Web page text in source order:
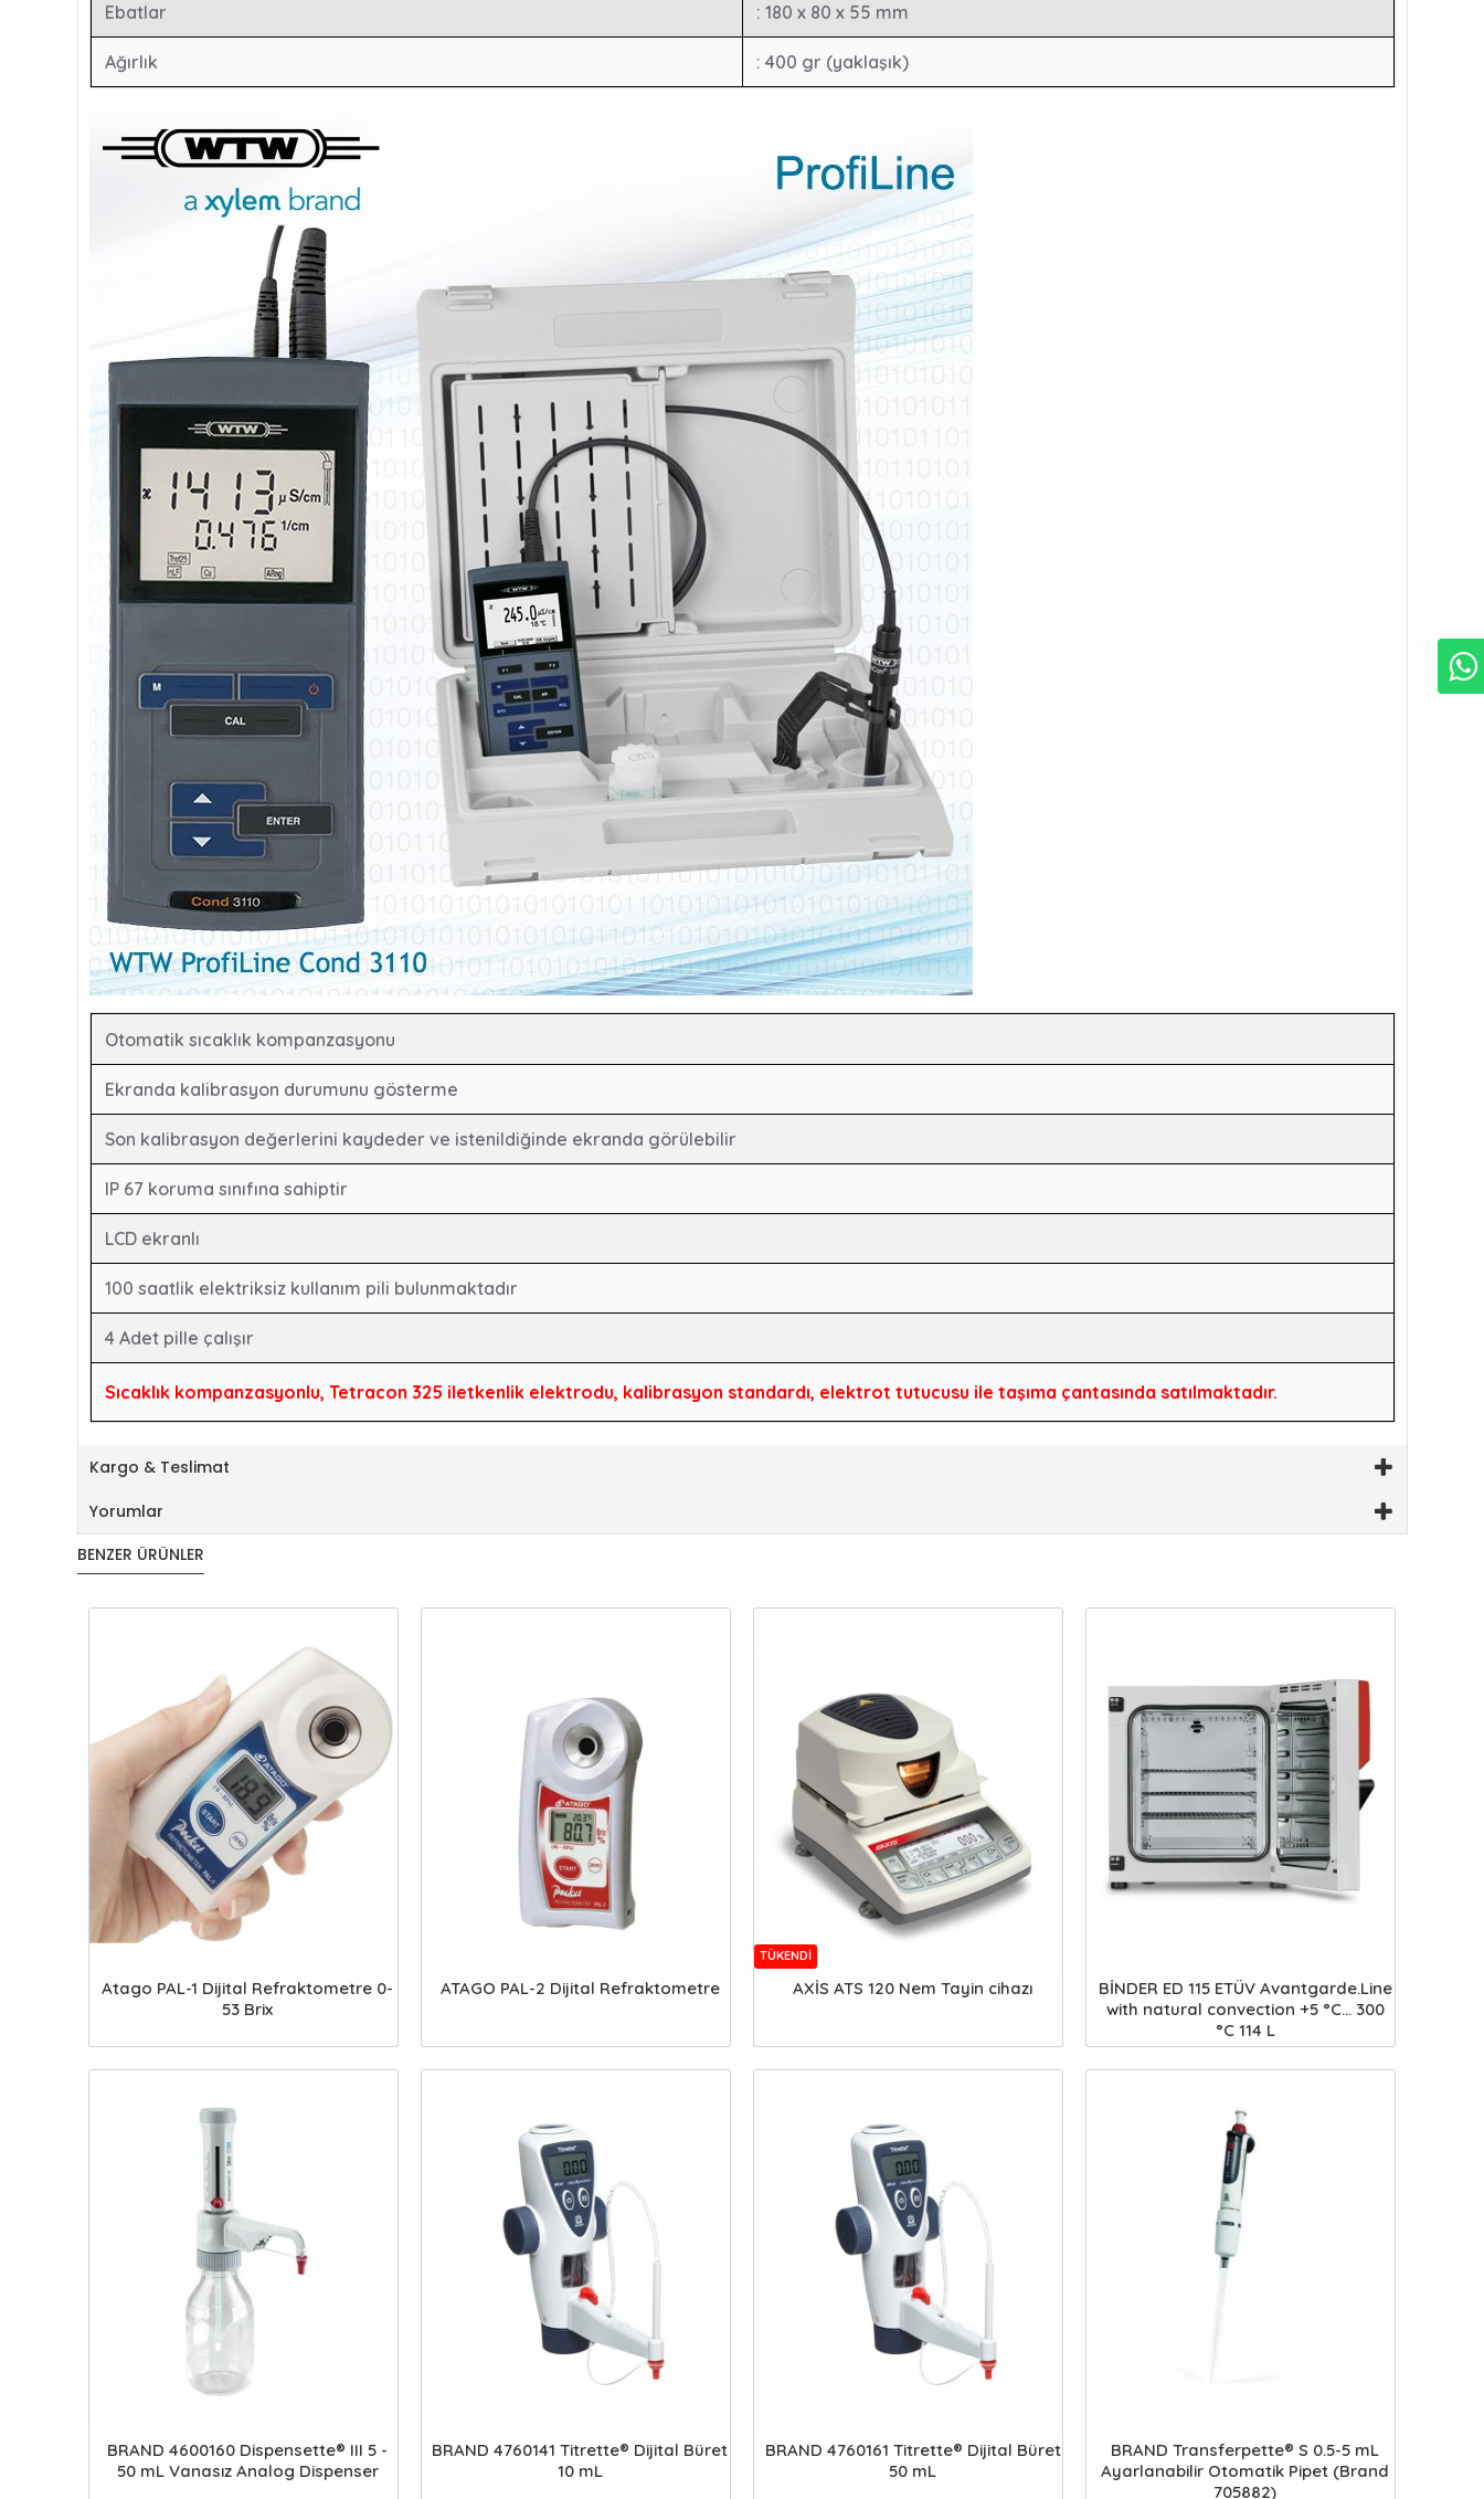
BENZER ÜRÜNLER
Atago PAL-1 Dijital Refraktometre 0-
53 Brix
ATAGO PAL-2 Dijital Refraktometre
TÜKENDI
AXİS ATS 120 Nem Tayin cihazı
BİNDER ED 115 ETÜV Avantgarde.Line
with natural convection +5 °C... 300
°C 114 L
BRAND 4600160 Dispensette® III 5 -
50 mL Vanasız Analog Dispenser
BRAND 4760141 Titrette® Dijital Büret
10 mL
BRAND 4760161 Titrette® Dijital Büret
50 mL
BRAND Transferpette® S 0.5-5 mL
Ayarlanabilir Otomatik Pipet (Brand
705882)
Ebatlar : 180 x 80 x 55 mm
Ağırlık : 400 gr (yaklaşık)
Otomatik sıcaklık kompanzasyonu
Ekranda kalibrasyon durumunu gösterme
Son kalibrasyon değerlerini kaydeder ve istenildiğinde ekranda görülebilir
IP 67 koruma sınıfına sahiptir
LCD ekranlı
100 saatlik elektriksiz kullanım pili bulunmaktadır
4 Adet pille çalışır
Sıcaklık kompanzasyonlu, Tetracon 325 iletkenlik elektrodu, kalibrasyon standardı, elektrot tutucusu ile taşıma çantasında satılmaktadır.
Kargo & Teslimat
Yorumlar